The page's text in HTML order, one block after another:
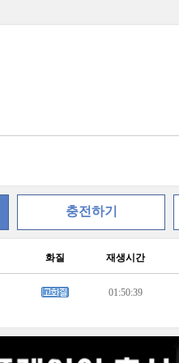
충전하기
화질 재생시간
01:50:39